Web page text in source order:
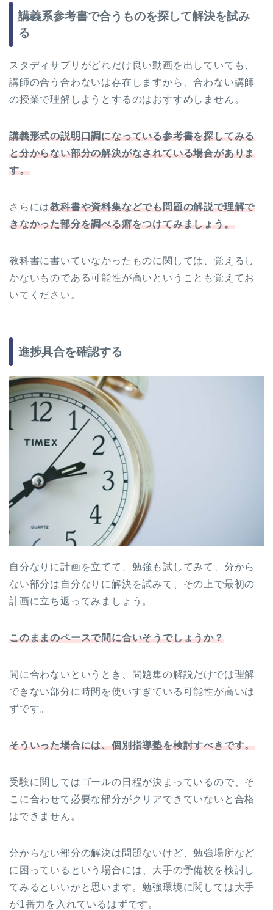
講義系参考書で合うものを探して解決を試み
る
スタディサプリがどれだけ良い動画を出していても、
講師の合う合わないは存在しますから、合わない講師
の授業で理解しようとするのはおすすめしません。
講義形式の説明口調になっている参考書を探してみる
と分からない部分の解決がなされている場合がありま
す。
さらには教科書や資料集などでも問題の解説で理解で
きなかった部分を調べる癖をつけてみましょう。
教科書に書いていなかったものに関しては、覚えるし
かないものである可能性が高いということも覚えてお
いてください。
進捗具合を確認する
自分なりに計画を立てて、勉強も試してみて、分から
ない部分は自分なりに解決を試みて、その上で最初の
計画に立ち返ってみましょう。
このままのペースで間に合いそうでしょうか？
間に合わないというとき、問題集の解説だけでは理解
できない部分に時間を使いすぎている可能性が高いは
ずです。
そういった場合には、個別指導塾を検討すべきです。
受験に関してはゴールの日程が決まっているので、そ
こに合わせて必要な部分がクリアできていないと合格
はできません。
分からない部分の解決は問題ないけど、勉強場所など
に困っているという場合には、大手の予備校を検討し
てみるといいかと思います。勉強環境に関しては大手
が1番力を入れているはずです。